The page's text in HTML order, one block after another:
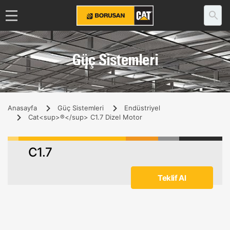
Güç Sistemleri
Anasayfa Güç Sistemleri
Endüstriyel
Cat<sup>®</sup> C1.7 Dizel Motor
C1.7
Teklif Al